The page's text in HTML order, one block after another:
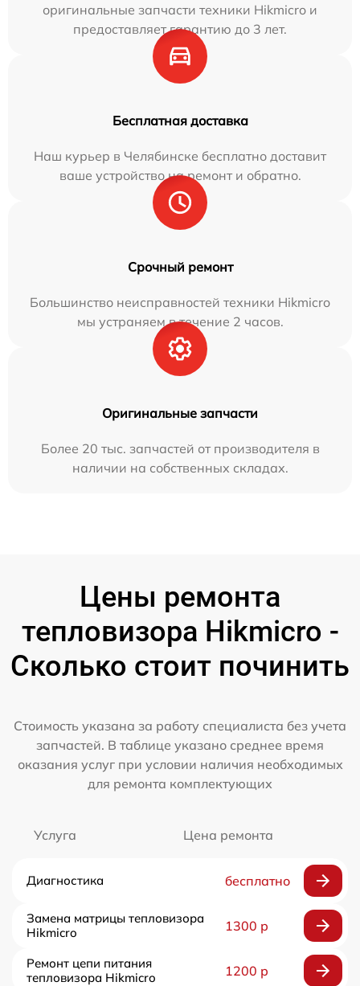
оригинальные запчасти техники Hikmicro и
предоставляет гарантию до 3 лет.
Бесплатная доставка
Наш курьер в Челябинске бесплатно доставит
ваше устройство на ремонт и обратно.
Срочный ремонт
Большинство неисправностей техники Hikmicro
мы устраняем в течение 2 часов.
Оригинальные запчасти
Более 20 тыс. запчастей от производителя в
наличии на собственных складах.
Цены ремонта
тепловизора Hikmicro -
Сколько стоит починить
Стоимость указана за работу специалиста без учета
запчастей. В таблице указано среднее время
оказания услуг при условии наличия необходимых
для ремонта комплектующих
Услуга Цена ремонта
Диагностика бесплатно
Замена матрицы тепловизора
Hikmicro
1300 р
Ремонт цепи питания
тепловизора Hikmicro
1200 р